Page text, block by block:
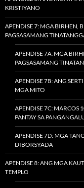
KRISTIYANO
APENDISE 7: MGA BIRHEN,
PAGSASAMANG
APENDISE 7A: MGA
PAGSASAMANG
APENDISE 7B: ANG
MGA MITO
APENDISE 7C: MARCOS
PANTAY SA
APENDISE 7D: MGA
DIBORSYADA
APENDISE 8: ANG MGA
TEMPLO